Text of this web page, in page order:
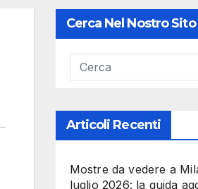
Cerca Nel Nostro Sito
Articoli Recenti
Mostre da vedere a
luglio 2026: la guida